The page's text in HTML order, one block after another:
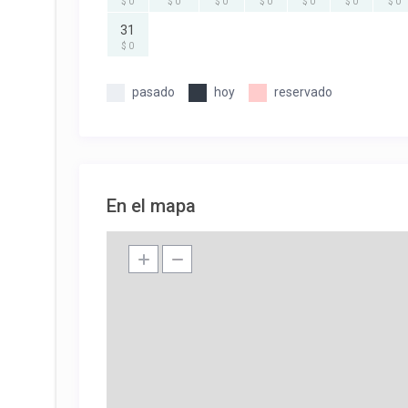
31
$ 0
pasado hoy reservado
En el mapa